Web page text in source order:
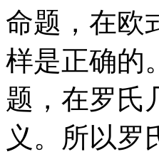
命题，在欧
样是正确的
题，在罗氏
义。所以罗